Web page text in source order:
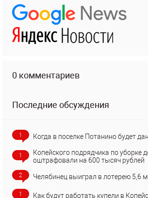
0 комментариев
Последние обсуждения
1 Когда в поселке Потанино будет
1
Копейского подрядчика по уборке
оштрафовали на 600 тысяч рублей
2 Челябинец выиграл в лотерею 5,6
1 Как будут работать купели в